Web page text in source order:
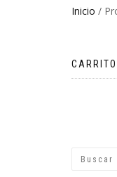
Inicio /
CARRITO